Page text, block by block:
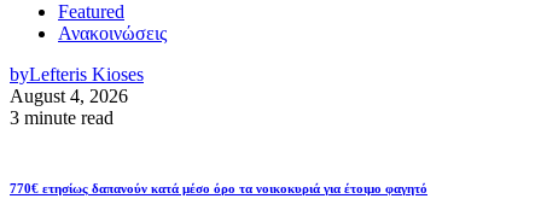
Featured
Ανακοινώσεις
byLefteris Kioses
August 4, 2026
3 minute read
770€ ετησίως δαπανούν κατά μέσο όρο τα νοικοκυριά για έτοιμο φαγητό